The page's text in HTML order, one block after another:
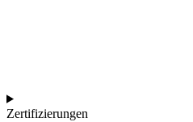
Zertifizierungen